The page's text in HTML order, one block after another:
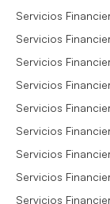
Servicios
Servicios
Servicios
Servicios
Servicios
Servicios
Servicios
Servicios
Servicios